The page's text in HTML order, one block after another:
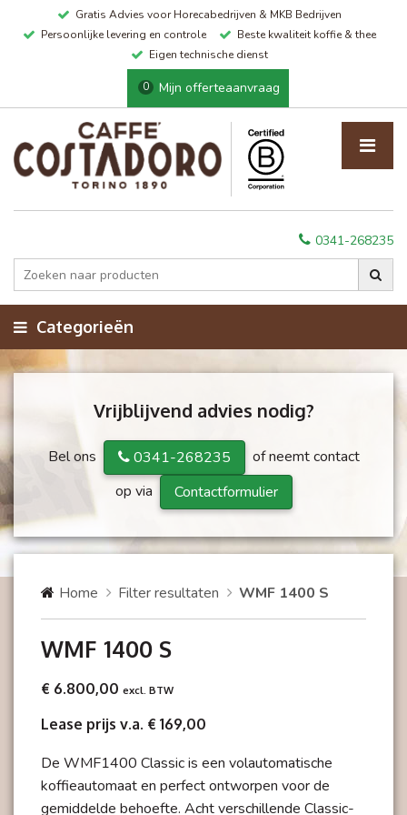
Gratis Advies voor Horecabedrijven & MKB Bedrijven
Persoonlijke levering en controle
Beste kwaliteit koffie & thee
Eigen technische dienst
0 Mijn offerteaanvraag
0341-268235
Categorieën
Vrijblijvend advies nodig?
Bel ons 0341-268235
of neemt contact
op via
Contactformulier
Home Filter resultaten WMF 1400 S
WMF 1400 S
€ 6.800,00 excl. BTW
Lease prijs v.a. € 169,00
De WMF1400 Classic is een volautomatische
koffieautomaat en perfect ontworpen voor de
gemiddelde behoefte. Acht verschillende Classic-